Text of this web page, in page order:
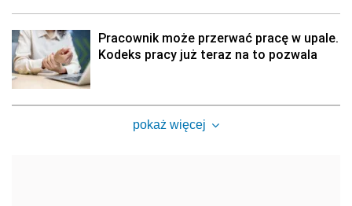
Pracownik może przerwać pracę w upale.
Kodeks pracy już teraz na to pozwala
pokaż więcej